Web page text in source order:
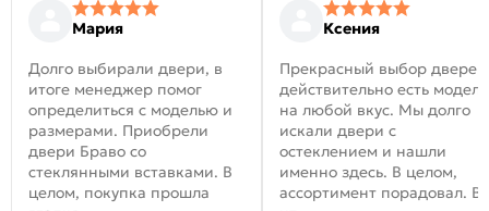
Мария
Долго выбирали двери, в
итоге менеджер помог
определиться с моделью и
размерами. Приобрели
двери Браво со
стеклянными вставками. В
целом, покупка прошла
Ксения
Прекрасный выбор
действительно есть модели
на любой вкус. Мы долго
искали двери с
остеклением и нашли
именно здесь. В целом,
ассортимент порадовал. В